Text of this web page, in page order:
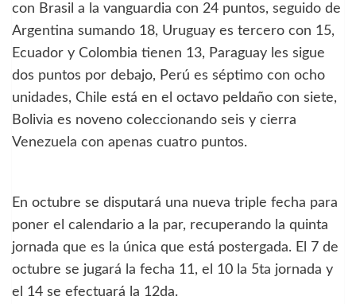
con Brasil a la vanguardia con 24 puntos, seguido de
Argentina sumando 18, Uruguay es tercero con 15,
Ecuador y Colombia tienen 13, Paraguay les sigue
dos puntos por debajo, Perú es séptimo con ocho
unidades, Chile está en el octavo peldaño con siete,
Bolivia es noveno coleccionando seis y cierra
Venezuela con apenas cuatro puntos.
En octubre se disputará una nueva triple fecha para
poner el calendario a la par, recuperando la quinta
jornada que es la única que está postergada. El 7 de
octubre se jugará la fecha 11, el 10 la 5ta jornada y
el 14 se efectuará la 12da.